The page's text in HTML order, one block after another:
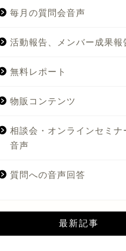
毎月の質問会音声
活動報告、メンバー成果報
無料レポート
物販コンテンツ
相談会・オンラインセミナ
音声
質問への音声回答
最新記事